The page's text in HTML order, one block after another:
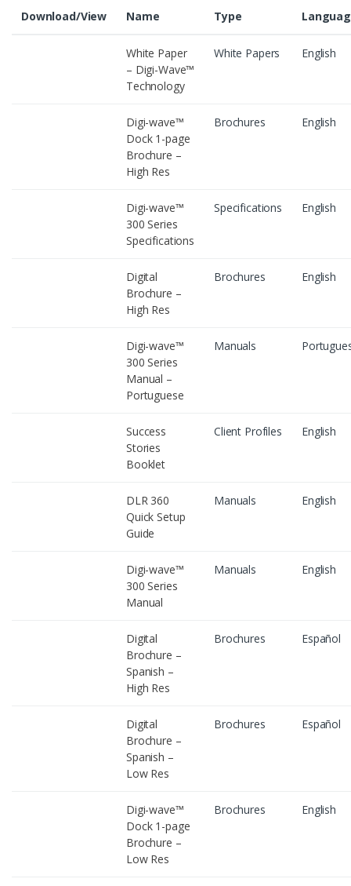
Download/View Name Type
White Paper
– Digi-Wave™
Technology
White Papers English
Digi-wave™
Dock 1-page
Brochure –
High Res
Brochures English
Digi-wave™
300 Series
Specifications
Specifications English
Digital
Brochure –
High Res
Brochures English
Digi-wave™
300 Series
Manual –
Portuguese
Manuals
Success
Stories
Booklet
Client Profiles English
DLR 360
Quick Setup
Guide
Manuals English
Digi-wave™
300 Series
Manual
Manuals English
Digital
Brochure –
Spanish –
High Res
Brochures Español
Digital
Brochure –
Spanish –
Low Res
Brochures Español
Digi-wave™
Dock 1-page
Brochure –
Low Res
Brochures English